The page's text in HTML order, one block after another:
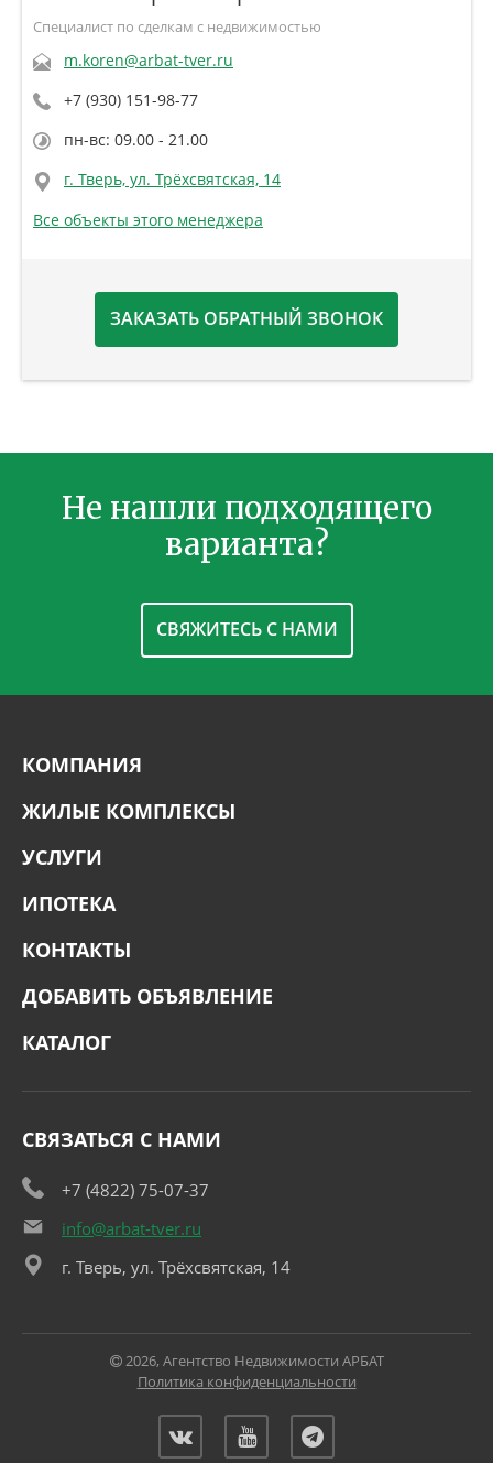
Специалист по сделкам с недвижимостью
m.koren@arbat-tver.ru
+7 (930) 151-98-77
пн-вс: 09.00 - 21.00
г. Тверь, ул. Трёхсвятская, 14
Все объекты этого менеджера
ЗАКАЗАТЬ ОБРАТНЫЙ ЗВОНОК
Не нашли подходящего
варианта?
СВЯЖИТЕСЬ С НАМИ
КОМПАНИЯ
ЖИЛЫЕ КОМПЛЕКСЫ
УСЛУГИ
ИПОТЕКА
КОНТАКТЫ
ДОБАВИТЬ ОБЪЯВЛЕНИЕ
КАТАЛОГ
СВЯЗАТЬСЯ С НАМИ
+7 (4822) 75-07-37
info@arbat-tver.ru
г. Тверь, ул. Трёхсвятская, 14
2026, Агентство Недвижимости АРБАТ
Политика конфиденциальности